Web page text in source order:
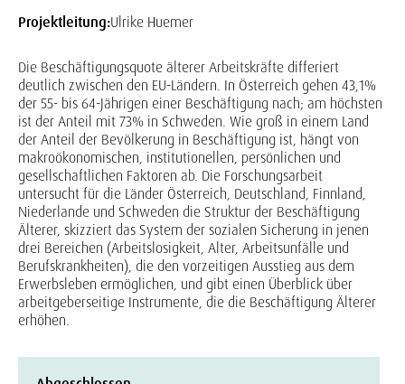
Projektleitung:Ulrike Huemer
Die Beschäftigungsquote älterer Arbeitskräfte differiert
deutlich zwischen den EU-Ländern. In Österreich gehen 43,1%
der 55- bis 64-Jährigen einer Beschäftigung nach; am höchsten
ist der Anteil mit 73% in Schweden. Wie groß in einem Land
der Anteil der Bevölkerung in Beschäftigung ist, hängt von
makroökonomischen, institutionellen, persönlichen und
gesellschaftlichen Faktoren ab. Die Forschungsarbeit
untersucht für die Länder Österreich, Deutschland, Finnland,
Niederlande und Schweden die Struktur der Beschäftigung
Älterer, skizziert das System der sozialen Sicherung in jenen
drei Bereichen (Arbeitslosigkeit, Alter, Arbeitsunfälle und
Berufskrankheiten), die den vorzeitigen Ausstieg aus dem
Erwerbsleben ermöglichen, und gibt einen Überblick über
arbeitgeberseitige Instrumente, die die Beschäftigung Älterer
erhöhen.